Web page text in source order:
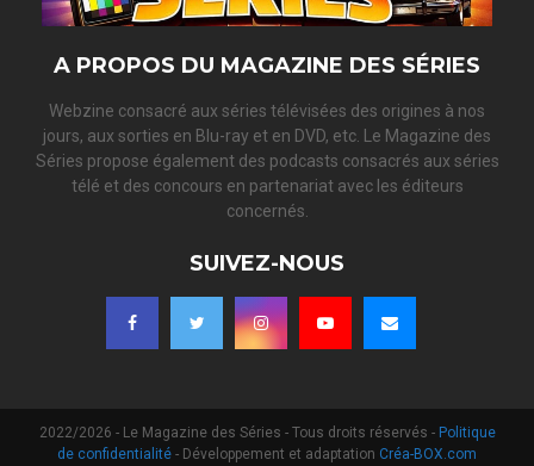
A PROPOS DU MAGAZINE DES SÉRIES
Webzine consacré aux séries télévisées des origines à nos
jours, aux sorties en Blu-ray et en DVD, etc. Le Magazine des
Séries propose également des podcasts consacrés aux séries
télé et des concours en partenariat avec les éditeurs
concernés.
SUIVEZ-NOUS
2022/2026 - Le Magazine des Séries - Tous droits réservés - Politique
de confidentialité - Développement et adaptation Créa-BOX.com